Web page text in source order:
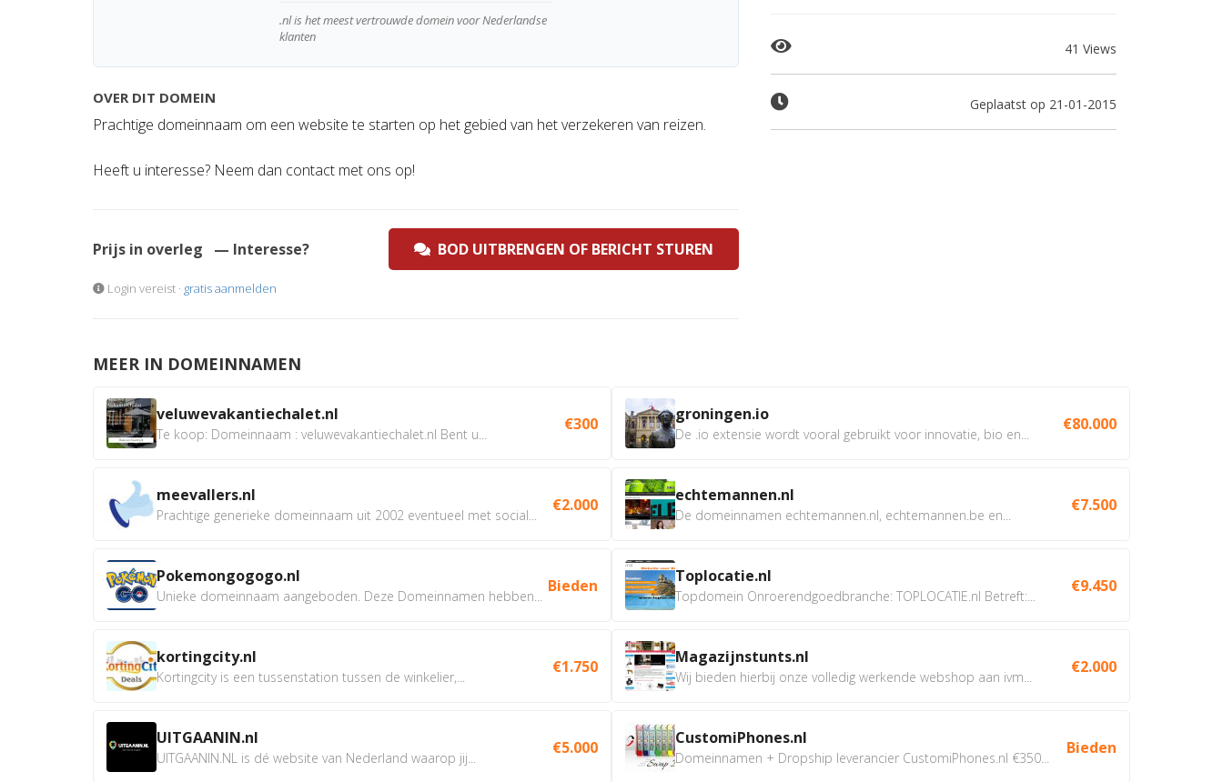
.nl is het meest vertrouwde domein voor Nederlandse
klanten
OVER DIT DOMEIN
Prachtige domeinnaam om een website te starten op het gebied van het verzekeren van reizen.
Heeft u interesse? Neem dan contact met ons op!
Prijs in overleg — Interesse? BOD UITBRENGEN OF BERICHT STUREN
Login vereist · gratis aanmelden
41 Views
Geplaatst op 21-01-2015
MEER IN DOMEINNAMEN
veluwevakantiechalet.nl
Te koop: Domeinnaam : veluwevakantiechalet.nl Bent u...
€300
meevallers.nl
Prachtige generieke domeinnaam uit 2002 eventueel met social...
€2.000
Pokemongogogo.nl
Unieke domeinnaam aangeboden. Deze Domeinnamen hebben...
Bieden
kortingcity.nl
Kortingcity is een tussenstation tussen de winkelier,...
€1.750
UITGAANIN.nl
UITGAANIN.NL is dé website van Nederland waarop jij...
€5.000
groningen.io
De .io extensie wordt vooral gebruikt voor innovatie, bio en...
€80.000
echtemannen.nl
De domeinnamen echtemannen.nl, echtemannen.be en...
€7.500
Toplocatie.nl
Topdomein Onroerendgoedbranche: TOPLOCATIE.nl Betreft:...
€9.450
Magazijnstunts.nl
Wij bieden hierbij onze volledig werkende webshop aan ivm...
€2.000
CustomiPhones.nl
Domeinnamen + Dropship leverancier CustomiPhones.nl €350...
Bieden